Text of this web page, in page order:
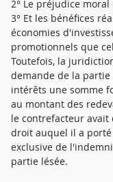
2° Le préjudice
3° Et les bénéfices
économies
promotionnels que
Toutefois, la
demande de la
intérêts une somme
au montant des
le contrefacteur
droit auquel il a porté
exclusive de
partie lésée.